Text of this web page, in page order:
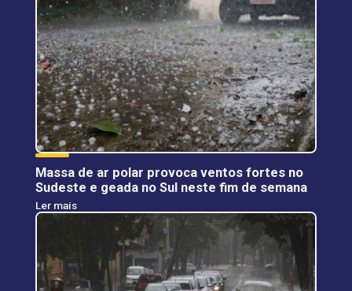
Massa de ar polar provoca ventos fortes no
Sudeste e geada no Sul neste fim de semana
Ler mais